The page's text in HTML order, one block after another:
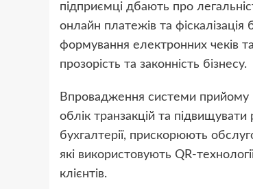
підприємці дбають про
онлайн платежів та
формування електронних чеків
прозорість та законність бізнесу.
Впровадження системи прийому
облік транзакцій та
бухгалтерії, прискорюють
які використовують QR-
клієнтів.